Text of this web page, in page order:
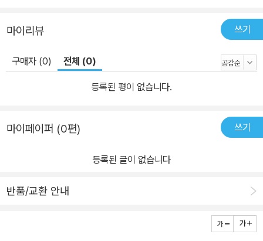
마이리뷰 쓰기
구매자 (0) 전체 (0)
등록된 평이 없습니다.
마이페이퍼 (0편) 쓰기
등록된 글이 없습니다
반품/교환 안내